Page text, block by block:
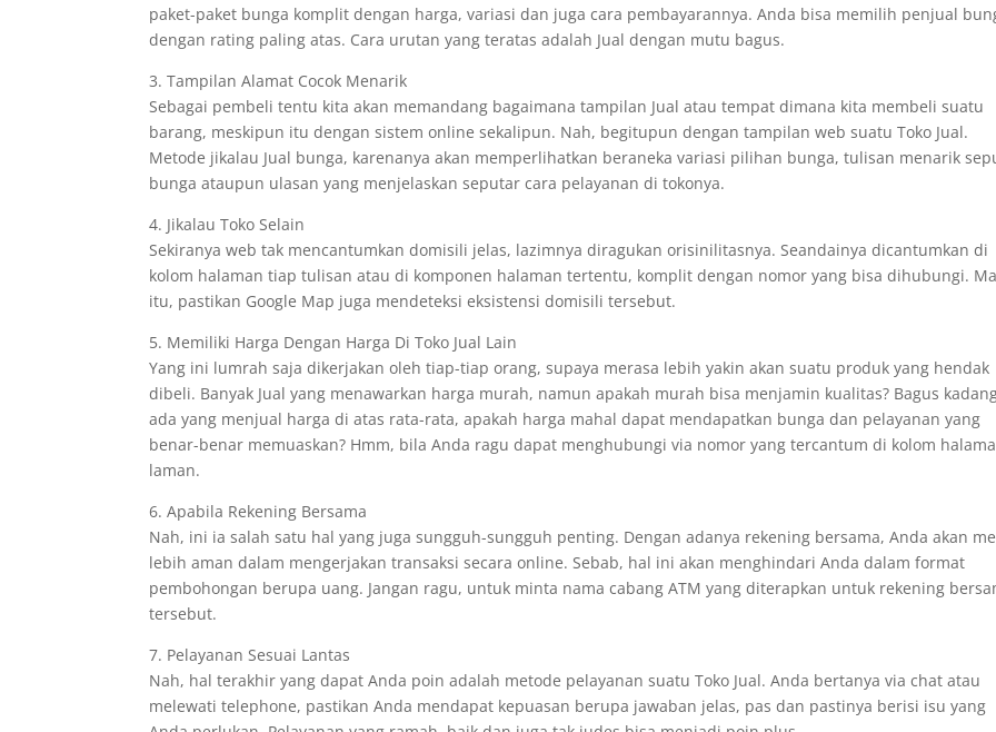
paket-paket bunga komplit dengan harga, variasi dan juga cara pembayarannya. Anda bisa memilih penjual
dengan rating paling atas. Cara urutan yang teratas adalah Jual dengan mutu bagus.
3. Tampilan Alamat Cocok Menarik
Sebagai pembeli tentu kita akan memandang bagaimana tampilan Jual atau tempat dimana kita membeli suatu
barang, meskipun itu dengan sistem online sekalipun. Nah, begitupun dengan tampilan web suatu Toko Jual.
Metode jikalau Jual bunga, karenanya akan memperlihatkan beraneka variasi pilihan bunga, tulisan menarik
bunga ataupun ulasan yang menjelaskan seputar cara pelayanan di tokonya.
4. Jikalau Toko Selain
Sekiranya web tak mencantumkan domisili jelas, lazimnya diragukan orisinilitasnya. Seandainya dicantumkan di
kolom halaman tiap tulisan atau di komponen halaman tertentu, komplit dengan nomor yang bisa dihubungi.
itu, pastikan Google Map juga mendeteksi eksistensi domisili tersebut.
5. Memiliki Harga Dengan Harga Di Toko Jual Lain
Yang ini lumrah saja dikerjakan oleh tiap-tiap orang, supaya merasa lebih yakin akan suatu produk yang hendak
dibeli. Banyak Jual yang menawarkan harga murah, namun apakah murah bisa menjamin kualitas? Bagus
ada yang menjual harga di atas rata-rata, apakah harga mahal dapat mendapatkan bunga dan pelayanan yang
benar-benar memuaskan? Hmm, bila Anda ragu dapat menghubungi via nomor yang tercantum di kolom
laman.
6. Apabila Rekening Bersama
Nah, ini ia salah satu hal yang juga sungguh-sungguh penting. Dengan adanya rekening bersama, Anda akan
lebih aman dalam mengerjakan transaksi secara online. Sebab, hal ini akan menghindari Anda dalam format
pembohongan berupa uang. Jangan ragu, untuk minta nama cabang ATM yang diterapkan untuk rekening
tersebut.
7. Pelayanan Sesuai Lantas
Nah, hal terakhir yang dapat Anda poin adalah metode pelayanan suatu Toko Jual. Anda bertanya via chat atau
melewati telephone, pastikan Anda mendapat kepuasan berupa jawaban jelas, pas dan pastinya berisi isu yang